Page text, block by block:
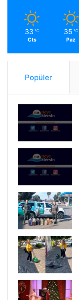
33 ℃
Cts
35 ℃
Paz
Popüler